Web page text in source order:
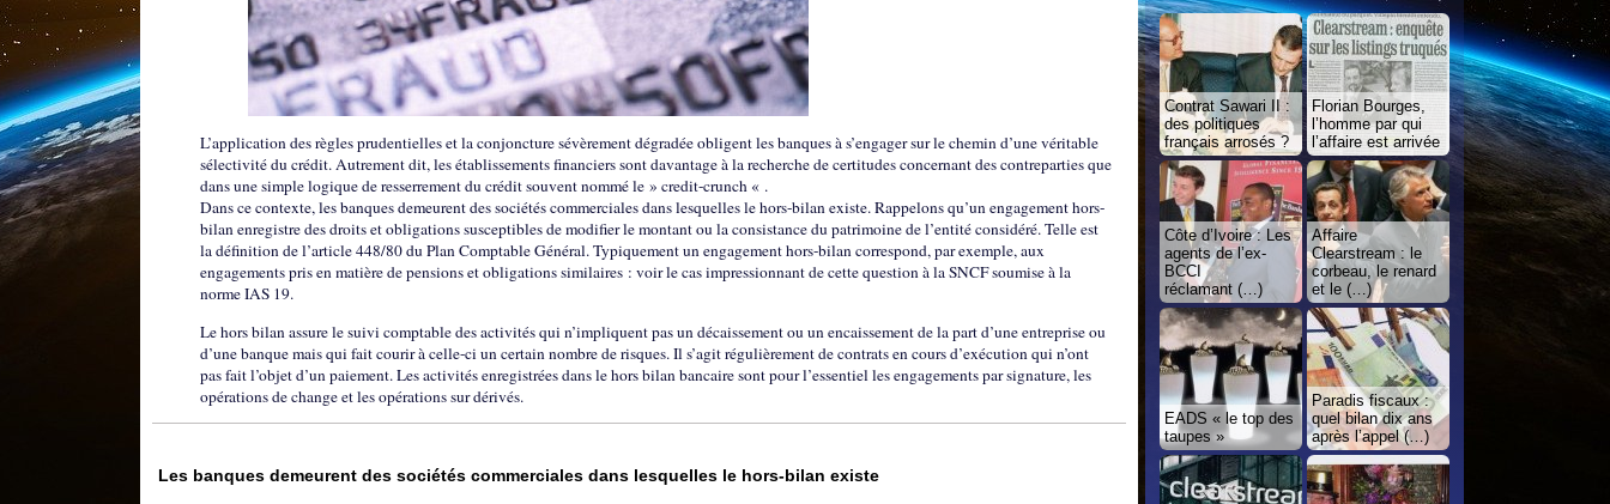
L’application des règles prudentielles et la conjoncture sévèrement dégradée obligent les banques à s’engager sur le chemin d’une véritable
sélectivité du crédit. Autrement dit, les établissements financiers sont davantage à la recherche de certitudes concernant des contreparties que
dans une simple logique de resserrement du crédit souvent nommé le » credit-crunch « .
Dans ce contexte, les banques demeurent des sociétés commerciales dans lesquelles le hors-bilan existe. Rappelons qu’un engagement hors-
bilan enregistre des droits et obligations susceptibles de modifier le montant ou la consistance du patrimoine de l’entité considéré. Telle est
la définition de l’article 448/80 du Plan Comptable Général. Typiquement un engagement hors-bilan correspond, par exemple, aux
engagements pris en matière de pensions et obligations similaires : voir le cas impressionnant de cette question à la SNCF soumise à la
norme IAS 19.
Le hors bilan assure le suivi comptable des activités qui n’impliquent pas un décaissement ou un encaissement de la part d’une entreprise ou
d’une banque mais qui fait courir à celle-ci un certain nombre de risques. Il s’agit régulièrement de contrats en cours d’exécution qui n’ont
pas fait l’objet d’un paiement. Les activités enregistrées dans le hors bilan bancaire sont pour l’essentiel les engagements par signature, les
opérations de change et les opérations sur dérivés.
Les banques demeurent des sociétés commerciales dans lesquelles le hors-bilan existe
Contrat Sawari II :
des politiques
français arrosés ?
Florian Bourges,
l’homme par qui
l’affaire est arrivée
Côte d’Ivoire : Les
agents de l’ex-
BCCI
réclamant (…)
Affaire
Clearstream : le
corbeau, le renard
et le (…)
EADS « le top des
taupes »
Paradis fiscaux :
quel bilan dix ans
après l’appel (…)